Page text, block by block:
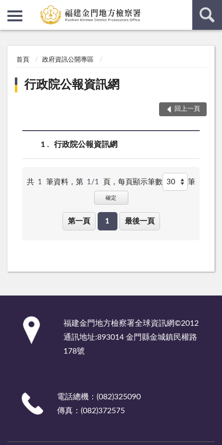
首頁 政府資訊公開專區
行政院公報資訊網
回上一頁
1 行政院公報資訊網
共 1 筆資料，第 1/1 頁， 每頁顯示筆數 筆
確定
第一頁 1 最後一頁
福建金門地方檢察署全球資訊網©2012
通訊地址:893014 金門縣金城鎮民權路
178號
電話總機：(082)325090
傳真：(082)372575